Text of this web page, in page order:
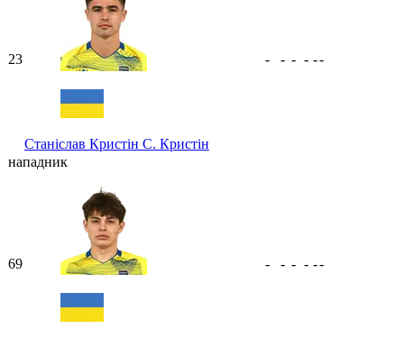
23
Станіслав Кристін С. Кристін
- - - - --
нападник
69 - - - - --